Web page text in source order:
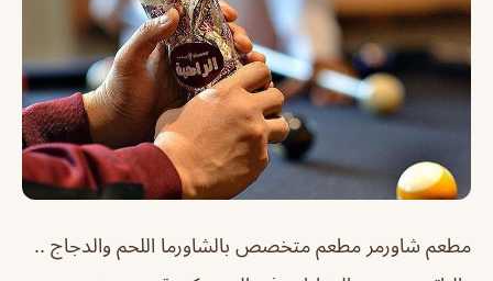
مطعم شاورمر مطعم متخصص بالشاورما اللحم والدجاج ..